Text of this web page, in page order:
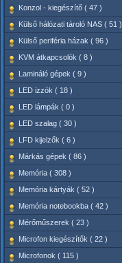
Konzol - kiegészítő ( 47 )
Külső hálózati tároló NAS ( 51 )
Külső periféria házak ( 96 )
KVM átkapcsolók ( 8 )
Lamináló gépek ( 9 )
LED izzók ( 18 )
LED lámpák ( 0 )
LED szalag ( 30 )
LFD kijelzők ( 6 )
Márkás gépek ( 86 )
Memória ( 308 )
Memória kártyák ( 52 )
Memória notebookba ( 42 )
Mérőműszerek ( 23 )
Microfon kiegészítők ( 22 )
Microfonok ( 115 )